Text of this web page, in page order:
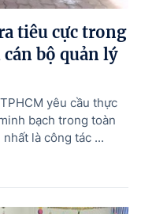
tiêu cực trong
bộ quản lý
yêu cầu thực
bạch trong toàn
là công tác ...